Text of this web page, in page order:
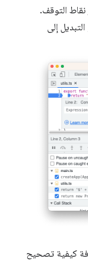
التوقف.
إلى
كيفية تصحيح